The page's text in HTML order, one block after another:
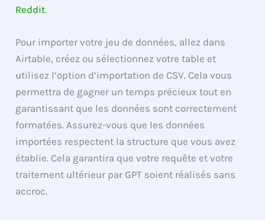
Reddit.
Pour importer votre jeu de données, allez dans
Airtable, créez ou sélectionnez votre table et
utilisez l’option d’importation de CSV. Cela vous
permettra de gagner un temps précieux tout en
garantissant que les données sont correctement
formatées. Assurez-vous que les données
importées respectent la structure que vous avez
établie. Cela garantira que votre requête et votre
traitement ultérieur par GPT soient réalisés sans
accroc.